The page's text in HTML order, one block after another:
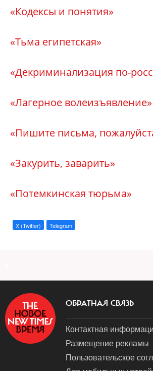
«Кодексы и понятия»
«Тьма египетская»
«Декриминализация по-
«Лагерное волеизъявление»
«Пишите письма,
«Закурить, заварить»
«Потемкинская тюрьма»
X (Twitter) Telegram
ОБРАТНАЯ СВЯЗЬ
Контактная
Размещение рекламы
Пользовательское